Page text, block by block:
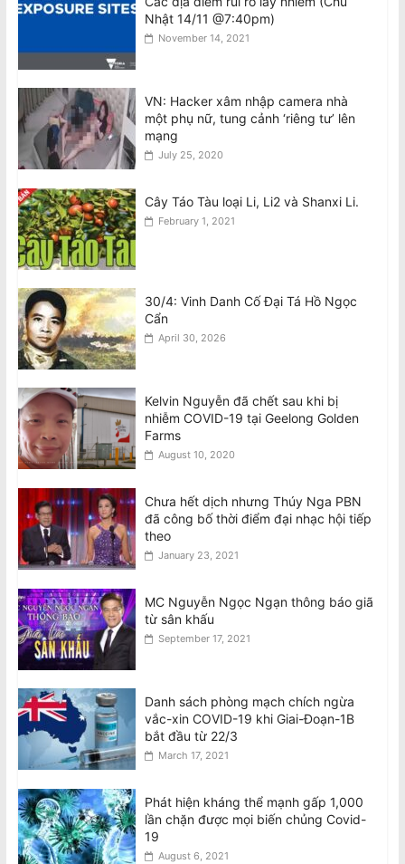
Nghiên cứu Úc: Nắng nóng cực đoan
nguy cơ ảnh hưởng đến sức khỏe tâm
VIDEO: Cầu thủ 24 tuổi bị sét đánh tử
vong khi đang thi đấu tại Thái Lan
August 7, 2026
Nhật 14/11 @7:40pm)
November 14, 2021
VN: Hacker xâm nhập camera nhà
một phụ nữ, tung cảnh ‘riêng tư’ lên
mạng
July 25, 2020
Cây Táo Tàu loại Li, Li2 và Shanxi Li.
February 1, 2021
30/4: Vinh Danh Cố Đại Tá Hồ Ngọc
Cẩn
April 30, 2026
Kelvin Nguyễn đã chết sau khi bị
nhiễm COVID-19 tại Geelong Golden
Farms
August 10, 2020
Chưa hết dịch nhưng Thúy Nga PBN
đã công bố thời điểm đại nhạc hội tiếp
theo
January 23, 2021
MC Nguyễn Ngọc Ngạn thông báo giã
từ sân khấu
September 17, 2021
Danh sách phòng mạch chích ngừa
vắc-xin COVID-19 khi Giai-Đoạn-1B
bắt đầu từ 22/3
March 17, 2021
Phát hiện kháng thể mạnh gấp 1,000
lần chặn được mọi biến chủng Covid-
19
August 6, 2021